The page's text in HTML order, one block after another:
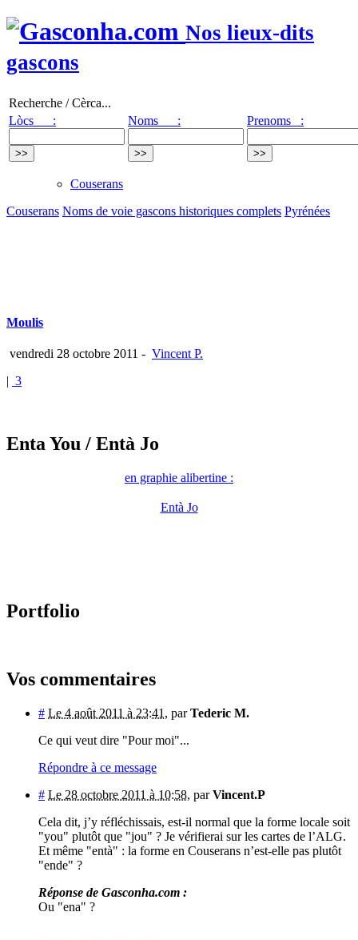
Nos lieux-dits
gascons
Recherche / Cèrca...
Lòcs :
Noms : Prenoms :
Couserans
Couserans Noms de voie gascons historiques complets Pyrénées
Moulis
vendredi 28 octobre 2011 - Vincent P.
| 3
Enta You / Entà Jo
en graphie alibertine :
Entà Jo
Portfolio
Vos commentaires
# Le 4 août 2011 à 23:41 , parTederic M.
Ce qui veut dire "Pour moi"...
Répondre à ce message
# Le 28 octobre 2011 à 10:58, parVincent.P
Cela dit, j’y réfléchissais, est-il normal que la forme locale soit
"you" plutôt que "jou" ? Je vérifierai sur les cartes de l’ALG.
Et même "entà" : la forme en Couserans n’est-elle pas plutôt
"ende" ?
Réponse de Gasconha.com :
Ou "ena" ?